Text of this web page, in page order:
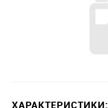
ХАРАКТЕРИСТИКИ: